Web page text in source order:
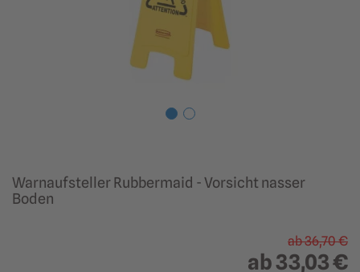
Warnaufsteller Rubbermaid - Vorsicht nasser
Boden
ab36,70 €
ab33,03 €